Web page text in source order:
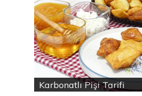
Karbonatlı Pişi Tarifi
Hodan bitkisinin faydaları
Yalancı Baklava Tarifi
Gökçesu Pilavı Tarifi
Nohutlu kereviz yemeği